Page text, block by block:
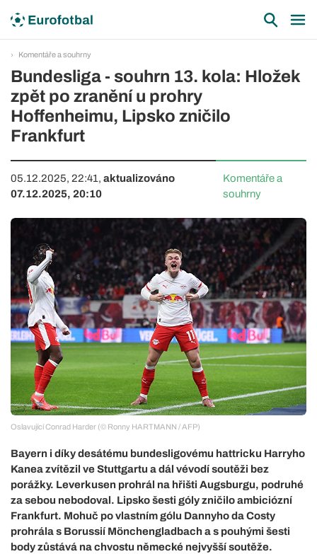
Komentáře a souhrny
Bundesliga - souhrn 13. kola: Hložek
zpět po zranění u prohry
Hoffenheimu, Lipsko zničilo
Frankfurt
05.12.2025, 22:41, aktualizováno
07.12.2025, 20:10
Komentáře a
souhrny
Oslavující Conrad Harder (© Ronny HARTMANN / AFP)
Bayern i díky desátému bundesligovému hattricku Harryho
Kanea zvítězil ve Stuttgartu a dál vévodí soutěži bez
porážky. Leverkusen prohrál na hřišti Augsburgu, podruhé
za sebou nebodoval. Lipsko šesti góly zničilo ambiciózní
Frankfurt. Mohuč po vlastním gólu Dannyho da Costy
prohrála s Borussií Mönchengladbach a s pouhými šesti
body zůstává na chvostu německé nejvyšší soutěže.